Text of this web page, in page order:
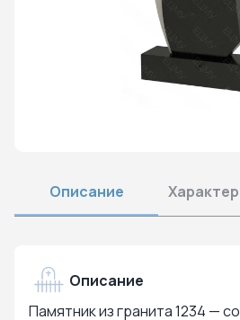
Описание
Описание
Памятник из гранита 1234 —